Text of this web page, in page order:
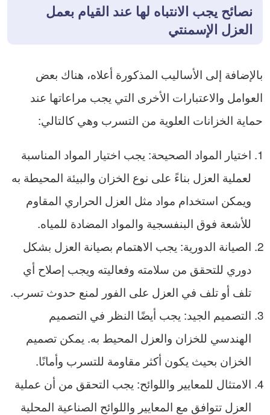
نصائح يجب الانتباه لها عند القيام بعمل
العزل الإسمنتي
بالإضافة إلى الأساليب المذكورة أعلاه، هناك بعض
العوامل والاعتبارات الأخرى التي يجب مراعاتها عند
حماية الخزانات العلوية من التسرب وهي كالتالي:
اختيار المواد الصحيحة: يجب اختيار المواد المناسبة
لعملية العزل بناءً على نوع الخزان والبيئة المحيطة به
ويمكن استخدام مواد مثل العزل الحراري المقاوم
للأشعة فوق البنفسجية والمواد المضادة للمياه.
الصيانة الدورية: يجب الاهتمام بصيانة العزل بشكل
دوري للتحقق من سلامته وفعاليته ويجب إصلاح أي
تلف أو تلف في العزل على الفور لمنع حدوث تسرب.
التصميم الجيد: يجب أيضًا النظر في التصميم
الهندسي للخزان والعزل المحيط به. يمكن تصميم
الخزان بحيث يكون أكثر مقاومة للتسرب وأمانًا.
الامتثال للمعايير واللوائح: يجب التحقق من أن عملية
العزل تتوافق مع المعايير واللوائح الصناعية المحلية